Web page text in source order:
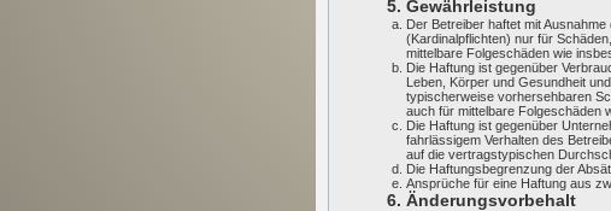
5. Gewährleistung
Der Betreiber haftet mit
(Kardinalpflichten) nur für
mittelbare Folgeschäden wie
Die Haftung ist gegenüber
Leben, Körper und Gesundheit
typischerweise vorhersehbaren
auch für mittelbare Folgeschäden
Die Haftung ist gegenüber
fahrlässigem Verhalten des
auf die vertragstypischen
Die Haftungsbegrenzung der
Ansprüche für eine Haftung aus
6. Änderungsvorbehalt